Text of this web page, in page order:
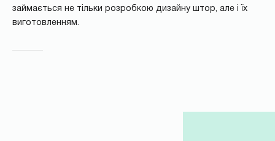
займається не тільки розробкою дизайну штор, але і їх
виготовленням.